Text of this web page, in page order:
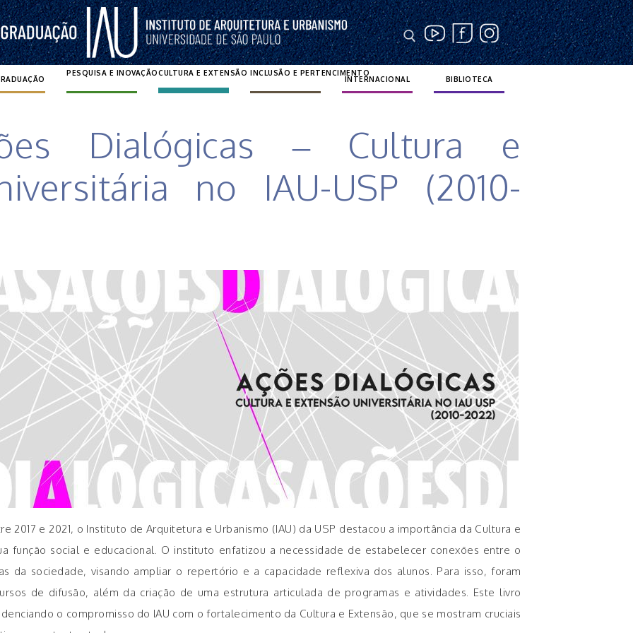
Pesquisar por:
PESQUISA E INOVAÇÃOCULTURA E EXTENSÃO INCLUSÃO E PERTENCIMENTO
INTERNACIONAL BIBLIOTECA
Dialógicas – Cultura e
no IAU-USP (2010-
2017 e 2021, o Instituto de Arquitetura e Urbanismo (IAU) da USP destacou a importância da Cultura e
função social e educacional. O instituto enfatizou a necessidade de estabelecer conexões entre o
da sociedade, visando ampliar o repertório e a capacidade reflexiva dos alunos. Para isso, foram
de difusão, além da criação de uma estrutura articulada de programas e atividades. Este livro
o compromisso do IAU com o fortalecimento da Cultura e Extensão, que se mostram cruciais